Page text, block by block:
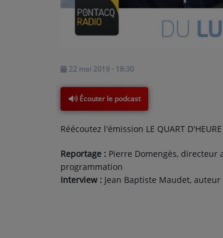
ARCHIVES - SAISONS PASSÉES
ANNONCEURS & ESPACE PRO
VOTRE PUBLICITÉ SUR PONTACQ RADIO
ÉDUCATION AUX MÉDIAS ET À
22 mai 2019 - 18:30
Écouter le podcast
Réécoutez l'émission LE QUART
Reportage : Pierre Domengès, directeur
programmation
Interview : Jean Baptiste Maudet,